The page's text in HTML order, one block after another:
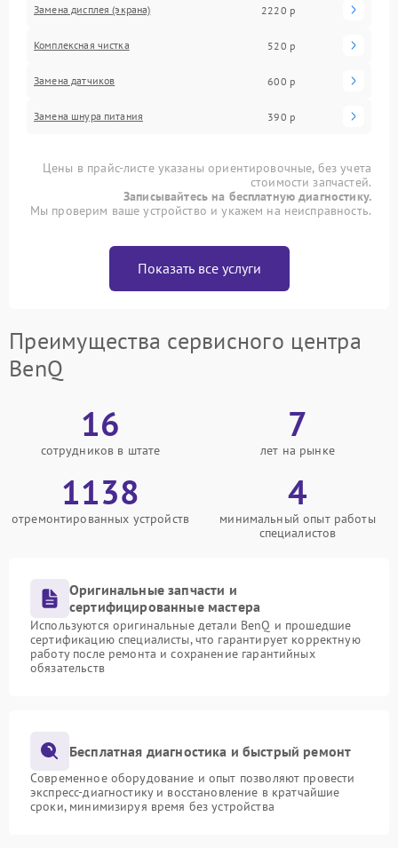
Замена дисплея (экрана) 2220 р
Комплексная чистка 520 р
Замена датчиков 600 р
Замена шнура питания 390 р
Цены в прайс-листе указаны ориентировочные, без учета
стоимости запчастей.
Записывайтесь на бесплатную диагностику.
Мы проверим ваше устройство и укажем на неисправность.
Показать все услуги
Преимущества сервисного центра
BenQ
16
сотрудников в штате
7
лет на рынке
1138
отремонтированных устройств
4
минимальный опыт работы
специалистов
Оригинальные запчасти и
сертифицированные мастера
Используются оригинальные детали BenQ и прошедшие
сертификацию специалисты, что гарантирует корректную
работу после ремонта и сохранение гарантийных
обязательств
Бесплатная диагностика и быстрый ремонт
Современное оборудование и опыт позволяют провести
экспресс-диагностику и восстановление в кратчайшие
сроки, минимизируя время без устройства